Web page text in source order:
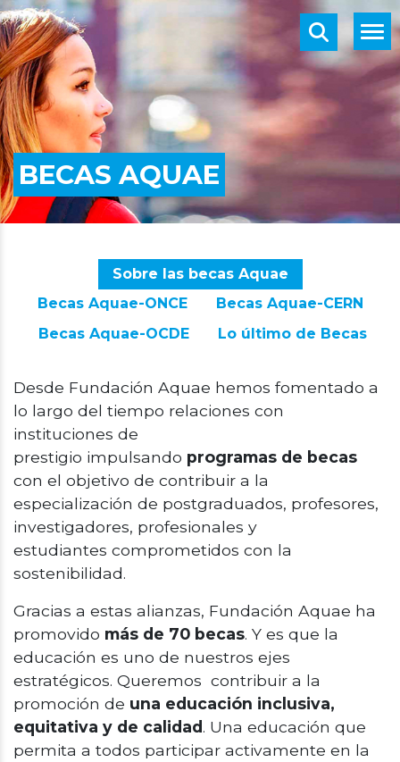
BECAS AQUAE
Sobre las becas Aquae
Becas Aquae-ONCE
Becas Aquae-CERN
Becas Aquae-OCDE
Lo último de Becas
Desde Fundación Aquae hemos fomentado a
lo largo del tiempo relaciones con
instituciones de
prestigio impulsando programas de becas
con el objetivo de contribuir a la
especialización de postgraduados, profesores,
investigadores, profesionales y
estudiantes comprometidos con la
sostenibilidad.
Gracias a estas alianzas, Fundación Aquae ha
promovido más de 70 becas. Y es que la
educación es uno de nuestros ejes
estratégicos. Queremos contribuir a la
promoción de una educación inclusiva,
equitativa y de calidad. Una educación que
permita a todos participar activamente en la